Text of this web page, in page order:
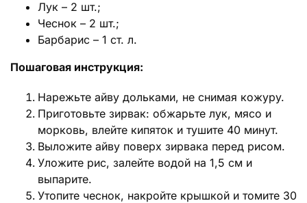
Лук – 2 шт.;
Чеснок – 2 шт.;
Барбарис – 1 ст. л.
Пошаговая инструкция:
Нарежьте айву дольками, не снимая кожуру.
Приготовьте зирвак: обжарьте лук, мясо и
морковь, влейте кипяток и тушите 40 минут.
Выложите айву поверх зирвака перед рисом.
Уложите рис, залейте водой на 1,5 см и
выпарите.
Утопите чеснок, накройте крышкой и томите 30